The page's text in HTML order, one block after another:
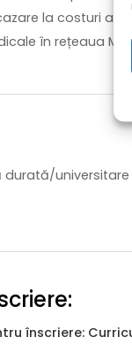
la costuri
în rețeaua
durată/
înscriere: